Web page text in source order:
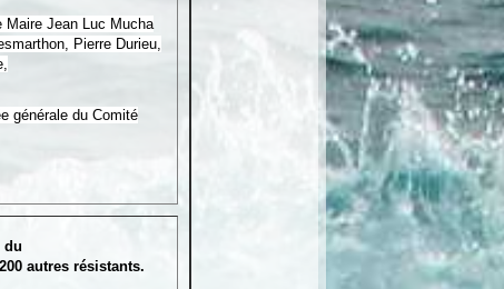
Maire Jean Luc Mucha
Pierre Durieu,
générale du Comité
du
autres résistants.